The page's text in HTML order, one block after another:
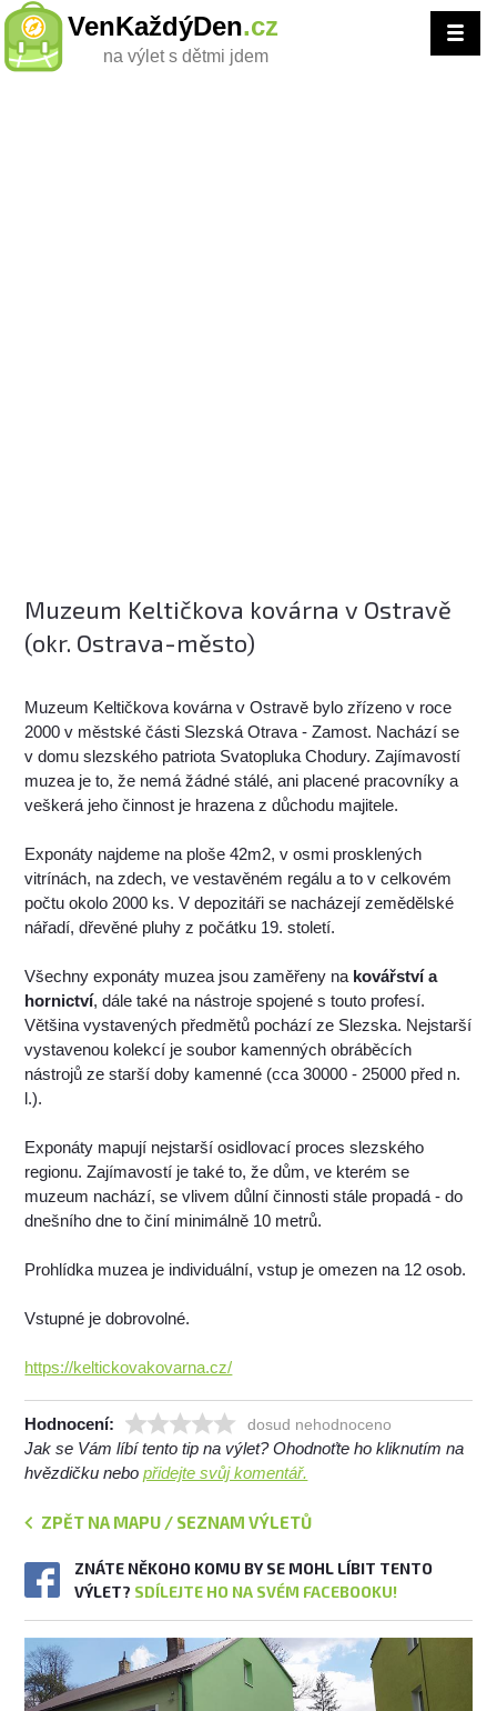
VenKaždýDen.cz
na výlet s dětmi jdem
Muzeum Keltičkova kovárna v Ostravě
(okr. Ostrava-město)
Muzeum Keltičkova kovárna v Ostravě bylo zřízeno v roce
2000 v městské části Slezská Otrava - Zamost. Nachází se
v domu slezského patriota Svatopluka Chodury. Zajímavostí
muzea je to, že nemá žádné stálé, ani placené pracovníky a
veškerá jeho činnost je hrazena z důchodu majitele.
Exponáty najdeme na ploše 42m2, v osmi prosklených
vitrínách, na zdech, ve vestavěném regálu a to v celkovém
počtu okolo 2000 ks. V depozitáři se nacházejí zemědělské
nářadí, dřevěné pluhy z počátku 19. století.
Všechny exponáty muzea jsou zaměřeny na kovářství a
hornictví, dále také na nástroje spojené s touto profesí.
Většina vystavených předmětů pochází ze Slezska. Nejstarší
vystavenou kolekcí je soubor kamenných obráběcích
nástrojů ze starší doby kamenné (cca 30000 - 25000 před n.
l.).
Exponáty mapují nejstarší osidlovací proces slezského
regionu. Zajímavostí je také to, že dům, ve kterém se
muzeum nachází, se vlivem důlní činnosti stále propadá - do
dnešního dne to činí minimálně 10 metrů.
Prohlídka muzea je individuální, vstup je omezen na 12 osob.
Vstupné je dobrovolné.
https://keltickovakovarna.cz/
Hodnocení: dosud nehodnoceno
Jak se Vám líbí tento tip na výlet? Ohodnoťte ho kliknutím na
hvězdičku nebopřidejte svůj komentář.
ZPĚT NA MAPU / SEZNAM VÝLETŮ
ZNÁTE NĚKOHO KOMU BY SE MOHL LÍBIT TENTO
VÝLET? SDÍLEJTE HO NA SVÉM FACEBOOKU!